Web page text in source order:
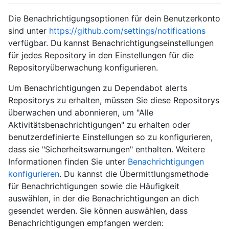
Die Benachrichtigungsoptionen für dein Benutzerkonto
sind unter https://github.com/settings/notifications
verfügbar. Du kannst Benachrichtigungseinstellungen
für jedes Repository in den Einstellungen für die
Repositoryüberwachung konfigurieren.
Um Benachrichtigungen zu Dependabot alerts
Repositorys zu erhalten, müssen Sie diese Repositorys
überwachen und abonnieren, um "Alle
Aktivitätsbenachrichtigungen" zu erhalten oder
benutzerdefinierte Einstellungen so zu konfigurieren,
dass sie "Sicherheitswarnungen" enthalten. Weitere
Informationen finden Sie unter Benachrichtigungen
konfigurieren. Du kannst die Übermittlungsmethode
für Benachrichtigungen sowie die Häufigkeit
auswählen, in der die Benachrichtigungen an dich
gesendet werden. Sie können auswählen, dass
Benachrichtigungen empfangen werden: